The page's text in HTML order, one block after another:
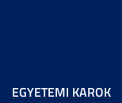
EGYETEMI KAROK